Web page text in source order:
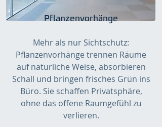
Pflanzenvorhänge
Mehr als nur Sichtschutz:
Pflanzenvorhänge trennen Räume
auf natürliche Weise, absorbieren
Schall und bringen frisches Grün ins
Büro. Sie schaffen Privatsphäre,
ohne das offene Raumgefühl zu
verlieren.